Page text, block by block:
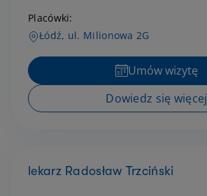
Placówki:
Łódź, ul. Milionowa 2G
Umów wizytę
Dowiedz się więcej
lekarz Radosław Trzciński